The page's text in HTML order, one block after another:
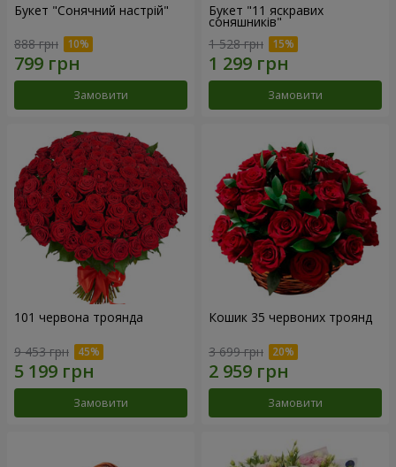
Букет "Сонячний настрій"
888 грн
Замовити
Букет "11 яскравих
соняшників"
1 528 грн
Замовити
101 червона троянда
9 453 грн
Замовити
Кошик 35 червоних троянд
3 699 грн
Замовити